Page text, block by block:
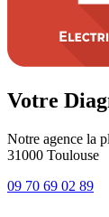
Votre
Notre agence la
31000 Toulouse
09 70 69 02 89